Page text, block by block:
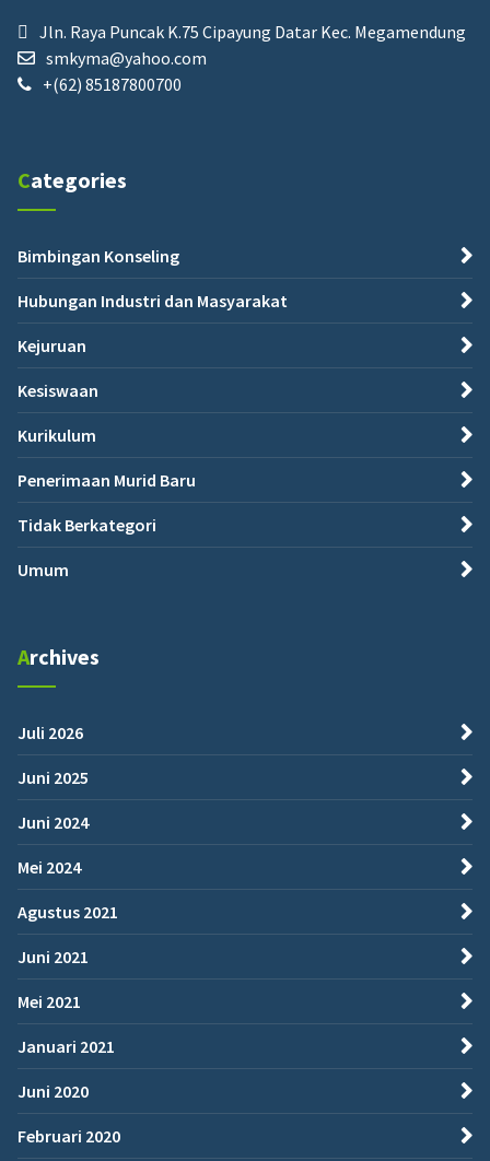
Jln. Raya Puncak K.75 Cipayung Datar Kec. Megamendung
smkyma@yahoo.com
+(62) 85187800700
Categories
Bimbingan Konseling
Hubungan Industri dan Masyarakat
Kejuruan
Kesiswaan
Kurikulum
Penerimaan Murid Baru
Tidak Berkategori
Umum
Archives
Juli 2026
Juni 2025
Juni 2024
Mei 2024
Agustus 2021
Juni 2021
Mei 2021
Januari 2021
Juni 2020
Februari 2020